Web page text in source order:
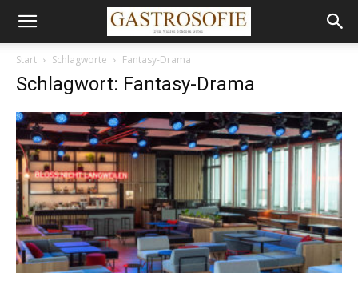
Start Schlagworte Fantasy-Drama
Schlagwort: Fantasy-Drama